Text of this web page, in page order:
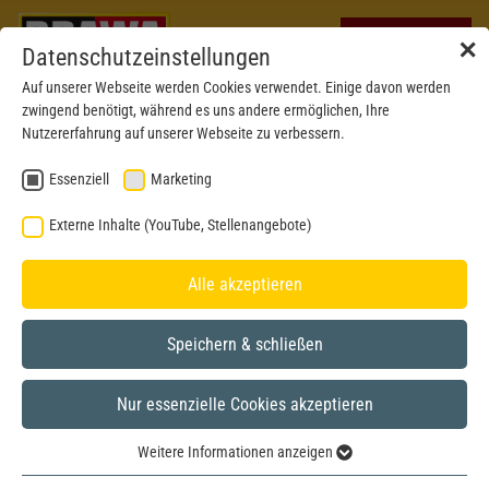
✕
Datenschutzeinstellungen
Auf unserer Webseite werden Cookies verwendet. Einige davon werden
zwingend benötigt, während es uns andere ermöglichen, Ihre
Nutzererfahrung auf unserer Webseite zu verbessern.
Essenziell Marketing
Externe Inhalte (YouTube, Stellenangebote)
Alle akzeptieren
Speichern & schließen
Nur essenzielle Cookies akzeptieren
Weitere Informationen anzeigen